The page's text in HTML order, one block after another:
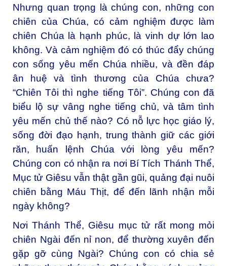
Nhưng quan trọng là chúng con, những con
chiên của Chúa, có cảm nghiệm được làm
chiên Chúa là hạnh phúc, là vinh dự lớn lao
không. Và cảm nghiệm đó có thúc đẩy chúng
con sống yêu mến Chúa nhiều, và đền đáp
ân huệ và tình thương của Chúa chưa?
“Chiên Tôi thì nghe tiếng Tôi”. Chúng con đã
biểu lộ sự vâng nghe tiếng chủ, và tâm tình
yêu mến chủ thế nào? Có nỗ lực học giáo lý,
sống đời đạo hạnh, trung thành giữ các giới
răn, huấn lệnh Chúa với lòng yêu mến?
Chúng con có nhận ra nơi Bí Tích Thánh Thể,
Mục tử Giêsu vẫn thật gần gũi, quảng đại nuôi
chiên bằng Máu Thịt, để đến lãnh nhận mỗi
ngày không?
Nơi Thánh Thể, Giêsu mục tử rất mong mỏi
chiên Ngài đến nỉ non, để thường xuyên đến
gặp gỡ cùng Ngài? Chúng con có chia sẻ